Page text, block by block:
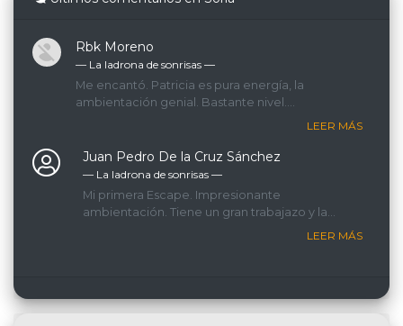
Rbk Moreno
— La ladrona de sonrisas ―
Me encantó. Patricia es pura energía, la
ambientación genial. Bastante nivel.
LEER MÁS
Juan Pedro De la Cruz Sánchez
— La ladrona de sonrisas ―
Mi primera Escape. Impresionante
ambientación. Tiene un gran trabajazo y la
LEER MÁS